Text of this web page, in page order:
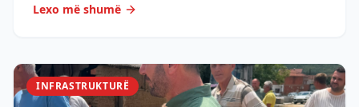
Lexo më shumë
INFRASTRUKTURË